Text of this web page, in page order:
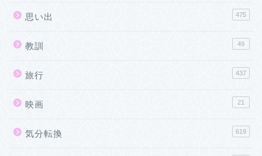
思い出 475
教訓 49
旅行 437
映画 21
気分転換 619